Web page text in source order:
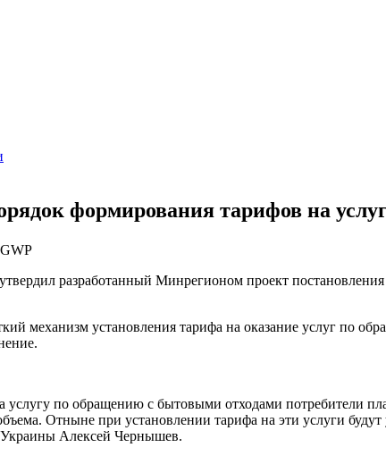
формирования тарифов на
разработанный Минрегионом проект
механизм установления тарифа на оказание услуг по
по обращению с бытовыми отходами потребители
Отныне при установлении тарифа на эти услуги
Алексей Чернышев.